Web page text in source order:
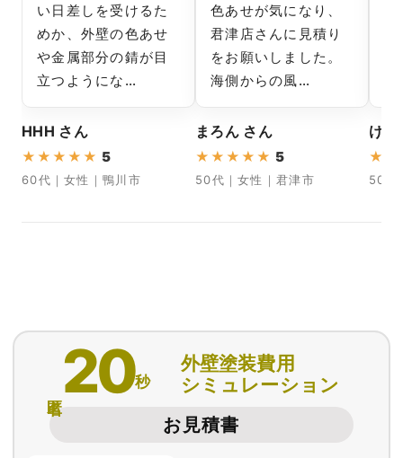
い日差しを受けるた
めか、外壁の色あせ
や金属部分の錆が目
立つようにな…
HHH さん
★ ★ ★ ★ ★ 5
60代｜女性｜鴨川市
色あせが気になり、
君津店さんに見積り
をお願いしました。
海側からの風…
まろん さん
★ ★ ★ ★ ★ 5
50代｜女性｜君津市
けん
★
50代
20秒
外壁塗装費用
シミュレーション
お見積書